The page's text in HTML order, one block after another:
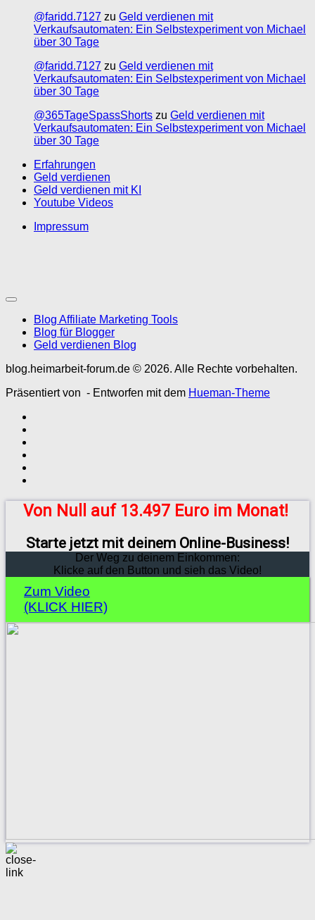
@faridd.7127 zu Geld verdienen mit
Verkaufsautomaten: Ein Selbstexperiment von Michael
über 30 Tage
@faridd.7127 zu Geld verdienen mit
Verkaufsautomaten: Ein Selbstexperiment von Michael
über 30 Tage
@365TageSpassShorts zu Geld verdienen mit
Verkaufsautomaten: Ein Selbstexperiment von Michael
über 30 Tage
Erfahrungen
Geld verdienen
Geld verdienen mit KI
Youtube Videos
Impressum
Blog Affiliate Marketing Tools
Blog für Blogger
Geld verdienen Blog
blog.heimarbeit-forum.de © 2026. Alle Rechte vorbehalten.
Präsentiert von - Entworfen mit dem Hueman-Theme
Von Null auf 13.497 Euro im Monat!
Starte jetzt mit deinem Online-Business!
Der Weg zu deinem Einkommen:
Klicke auf den Button und sieh das Video!
Zum Video
(KLICK HIER)